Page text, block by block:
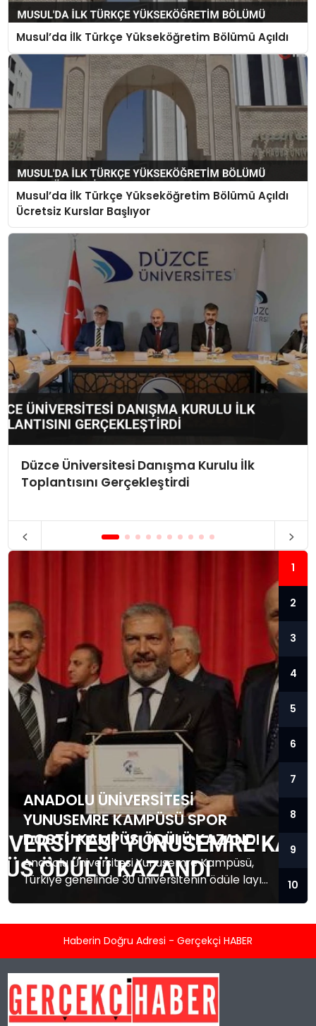
Musul’da İlk Türkçe Yükseköğretim Bölümü Açıldı
Musul’da İlk Türkçe Yükseköğretim Bölümü Açıldı
Ücretsiz Kurslar Başlıyor
Düzce Üniversitesi Danışma Kurulu İlk
Toplantısını Gerçekleştirdi
ANADOLU ÜNIVERSITESI
YUNUSEMRE KAMPÜSÜ SPOR
DOSTU KAMPÜS ÖDÜLÜ KAZANDI
Anadolu Üniversitesi Yunusemre Kampüsü,
Türkiye genelinde 30 üniversitenin ödüle layık
1
2
3
4
5
6
7
8
9
10
Haberin Doğru Adresi - Gerçekçi HABER